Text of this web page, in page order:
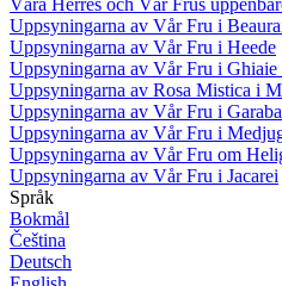
Uppsyningarna av Vår Fru i
Uppsyningarna av Vår Fru i Heede
Uppsyningarna av Vår Fru i Ghiaie
Uppsyningarna av Rosa Mistica i
Uppsyningarna av Vår Fru i
Uppsyningarna av Vår Fru i
Uppsyningarna av Vår Fru om
Uppsyningarna av Vår Fru i Jacarei
Språk
Bokmål
Čeština
Deutsch